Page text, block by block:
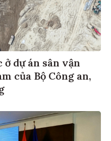
dự án sân vận
của Bộ Công an,